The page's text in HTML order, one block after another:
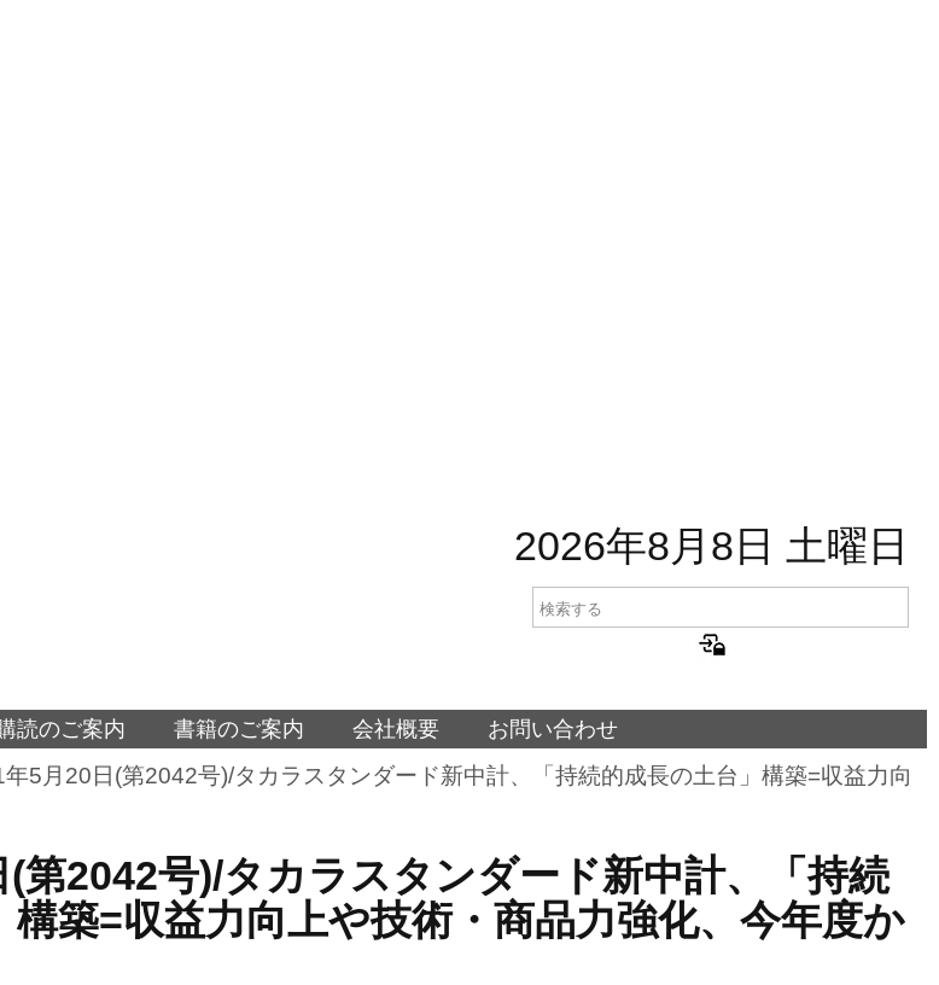
2026年8月8日 土曜日
読のご案内 書籍のご案内 会社概要 お問い合わせ
5月20日(第2042号)/タカラスタンダード新中計、「持続的成長の土台」構築=収益力向
第2042号)/タカラスタンダード新中計、「持続
構築=収益力向上や技術・商品力強化、今年度か